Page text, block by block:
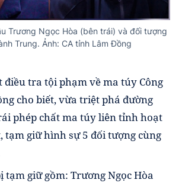
Trương Ngọc Hòa (bên trái) và đối tượng
Trung. Ảnh: CA tỉnh Lâm Đồng
điều tra tội phạm về ma túy Công
cho biết, vừa triệt phá đường
phép chất ma túy liên tỉnh hoạt
tạm giữ hình sự 5 đối tượng cùng
tạm giữ gồm: Trương Ngọc Hòa